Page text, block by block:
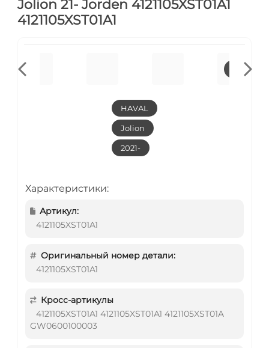
Jolion 21- Jorden 4121105XST01A1
4121105XST01A1
HAVAL
Jolion
2021-
Характеристики:
Артикул:
4121105XST01A1
Оригинальный номер детали:
4121105XST01A1
Кросс-артикулы
4121105XST01A1 4121105XST01A1 4121105XST01A
GW0600100003